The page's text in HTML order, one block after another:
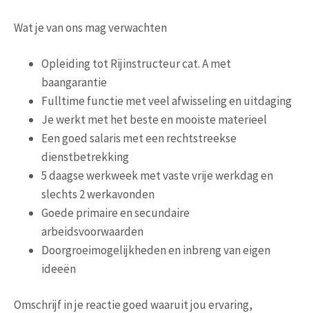
Wat je van ons mag verwachten
Opleiding tot Rijinstructeur cat. A met
baangarantie
Fulltime functie met veel afwisseling en uitdaging
Je werkt met het beste en mooiste materieel
Een goed salaris met een rechtstreekse
dienstbetrekking
5 daagse werkweek met vaste vrije werkdag en
slechts 2 werkavonden
Goede primaire en secundaire
arbeidsvoorwaarden
Doorgroeimogelijkheden en inbreng van eigen
ideeën
Omschrijf in je reactie goed waaruit jou ervaring,